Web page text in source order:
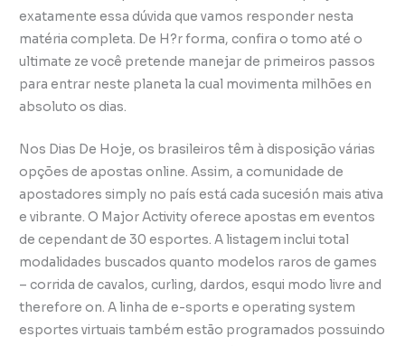
exatamente essa dúvida que vamos responder nesta
matéria completa. De H?r forma, confira o tomo até o
ultimate ze você pretende manejar de primeiros passos
para entrar neste planeta la cual movimenta milhões en
absoluto os dias.
Nos Dias De Hoje, os brasileiros têm à disposição várias
opções de apostas online. Assim, a comunidade de
apostadores simply no país está cada sucesión mais ativa
e vibrante. O Major Activity oferece apostas em eventos
de cependant de 30 esportes. A listagem inclui total
modalidades buscados quanto modelos raros de games
– corrida de cavalos, curling, dardos, esqui modo livre and
therefore on. A linha de e-sports e operating system
esportes virtuais também estão programados possuindo